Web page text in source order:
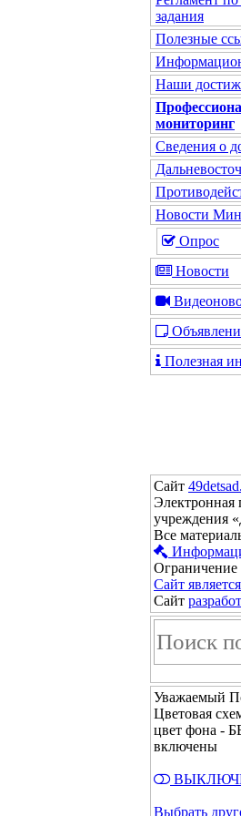
задания
Полезные
Наши
мониторинг
Сведения о
Новости
Опрос
Новости
Полезная
Сайт
Электронная
учреждения
Все
Ограничение
Сайт
Сайт
Уважаемый
Цветовая
цвет фона -
включены
Выбрать